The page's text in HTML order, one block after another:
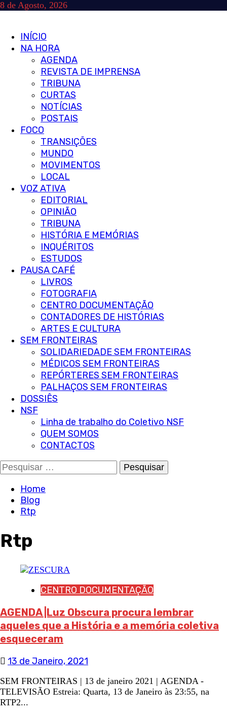
Skip
8 de Agosto, 2026
Primary
Menu
INÍCIO
NA HORA
AGENDA
REVISTA DE IMPRENSA
TRIBUNA
CURTAS
NOTÍCIAS
POSTAIS
FOCO
TRANSIÇÕES
MUNDO
MOVIMENTOS
LOCAL
VOZ ATIVA
EDITORIAL
OPINIÃO
TRIBUNA
HISTÓRIA E MEMÓRIAS
INQUÉRITOS
ESTUDOS
PAUSA CAFÉ
LIVROS
FOTOGRAFIA
CENTRO DOCUMENTAÇÃO
CONTADORES DE HISTÓRIAS
ARTES E CULTURA
SEM FRONTEIRAS
SOLIDARIEDADE SEM FRONTEIRAS
MÉDICOS SEM FRONTEIRAS
REPÓRTERES SEM FRONTEIRAS
PALHAÇOS SEM FRONTEIRAS
DOSSIÊS
NSF
Linha de trabalho do Coletivo NSF
QUEM SOMOS
CONTACTOS
Pesquisar
por:
Home
Blog
Rtp
Rtp
CENTRO DOCUMENTAÇÃO
AGENDA |Luz Obscura procura lembrar
aqueles que a História e a memória coletiva
esqueceram
13 de Janeiro, 2021
SEM FRONTEIRAS | 13 de janeiro 2021 | AGENDA -
TELEVISÃO Estreia: Quarta, 13 de Janeiro às 23:55, na
RTP2...